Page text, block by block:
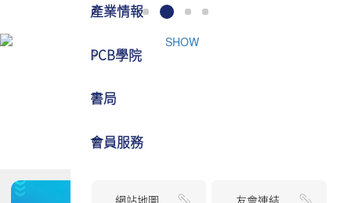
產業情報
PCB學院
書局
會員服務
網站地圖 友會連結